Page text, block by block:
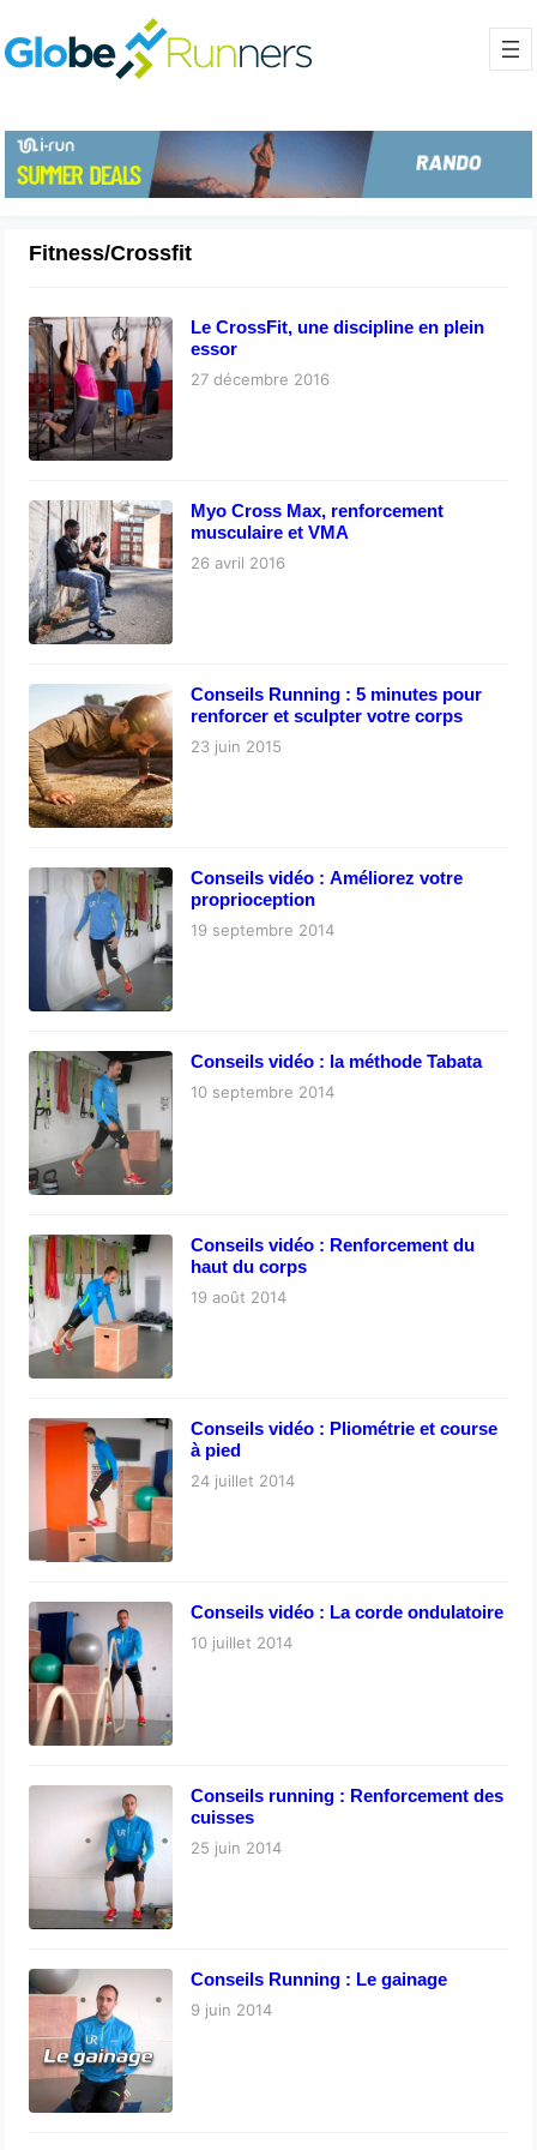
Fitness/Crossfit
Le CrossFit, une discipline en plein
essor
27 décembre 2016
Myo Cross Max, renforcement
musculaire et VMA
26 avril 2016
Conseils Running : 5 minutes pour
renforcer et sculpter votre corps
23 juin 2015
Conseils vidéo : Améliorez votre
proprioception
19 septembre 2014
Conseils vidéo : la méthode Tabata
10 septembre 2014
Conseils vidéo : Renforcement du
haut du corps
19 août 2014
Conseils vidéo : Pliométrie et course
à pied
24 juillet 2014
Conseils vidéo : La corde ondulatoire
10 juillet 2014
Conseils running : Renforcement des
cuisses
25 juin 2014
Conseils Running : Le gainage
9 juin 2014